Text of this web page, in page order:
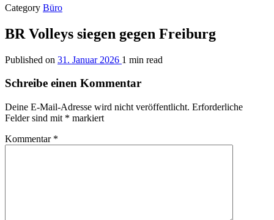
Category Büro
BR Volleys siegen gegen Freiburg
Published on 31. Januar 2026 1 min read
Schreibe einen Kommentar
Deine E-Mail-Adresse wird nicht veröffentlicht. Erforderliche
Felder sind mit * markiert
Kommentar *